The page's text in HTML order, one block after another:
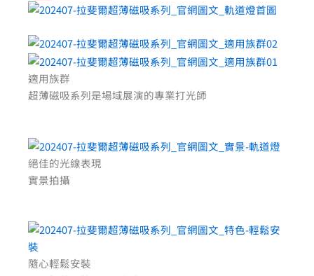
適用族群
超薄磁吸系列是場域展演的專業打光師
絕佳的光線表現
實景拍攝
隨心輕鬆安裝